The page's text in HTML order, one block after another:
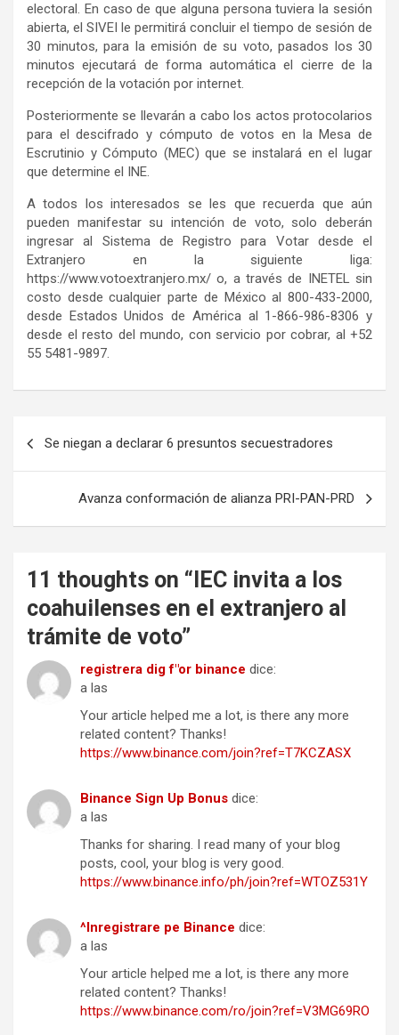
electoral. En caso de que alguna persona tuviera la sesión
abierta, el SIVEI le permitirá concluir el tiempo de sesión de
30 minutos, para la emisión de su voto, pasados los 30
minutos ejecutará de forma automática el cierre de la
recepción de la votación por internet.
Posteriormente se llevarán a cabo los actos protocolarios
para el descifrado y cómputo de votos en la Mesa de
Escrutinio y Cómputo (MEC) que se instalará en el lugar
que determine el INE.
A todos los interesados se les que recuerda que aún
pueden manifestar su intención de voto, solo deberán
ingresar al Sistema de Registro para Votar desde el
Extranjero en la siguiente liga:
https://www.votoextranjero.mx/ o, a través de INETEL sin
costo desde cualquier parte de México al 800-433-2000,
desde Estados Unidos de América al 1-866-986-8306 y
desde el resto del mundo, con servicio por cobrar, al +52
55 5481-9897.
entradas
Se niegan a declarar 6 presuntos secuestradores
Avanza conformación de alianza PRI-PAN-PRD
11 thoughts on “ IEC invita a los
coahuilenses en el extranjero al
trámite de voto”
registrera dig f"or binance dice:
a las
Your article helped me a lot, is there any more
related content? Thanks!
https://www.binance.com/join?ref=T7KCZASX
Binance Sign Up Bonus dice:
a las
Thanks for sharing. I read many of your blog
posts, cool, your blog is very good.
https://www.binance.info/ph/join?ref=WTOZ531Y
^Inregistrare pe Binance dice:
a las
Your article helped me a lot, is there any more
related content? Thanks!
https://www.binance.com/ro/join?ref=V3MG69RO